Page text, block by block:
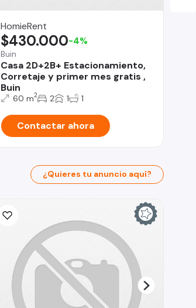
HomieRent
Buin
Casa 2D+2B+ Estacionamiento,
Corretaje y primer mes gratis ,
Buin
$430.000-4%
60 m2 2 1 1
Contactar ahora
¿Quieres tu anuncio aquí?